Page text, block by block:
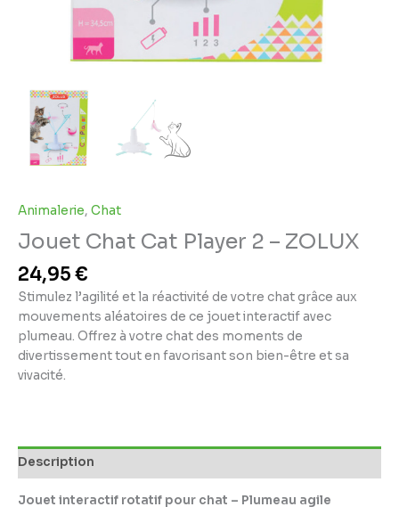
Animalerie, Chat
Jouet Chat Cat Player 2 – ZOLUX
24,95€
Stimulez l’agilité et la réactivité de votre chat grâce aux
mouvements aléatoires de ce jouet interactif avec
plumeau. Offrez à votre chat des moments de
divertissement tout en favorisant son bien-être et sa
vivacité.
Description
Jouet interactif rotatif pour chat – Plumeau agile